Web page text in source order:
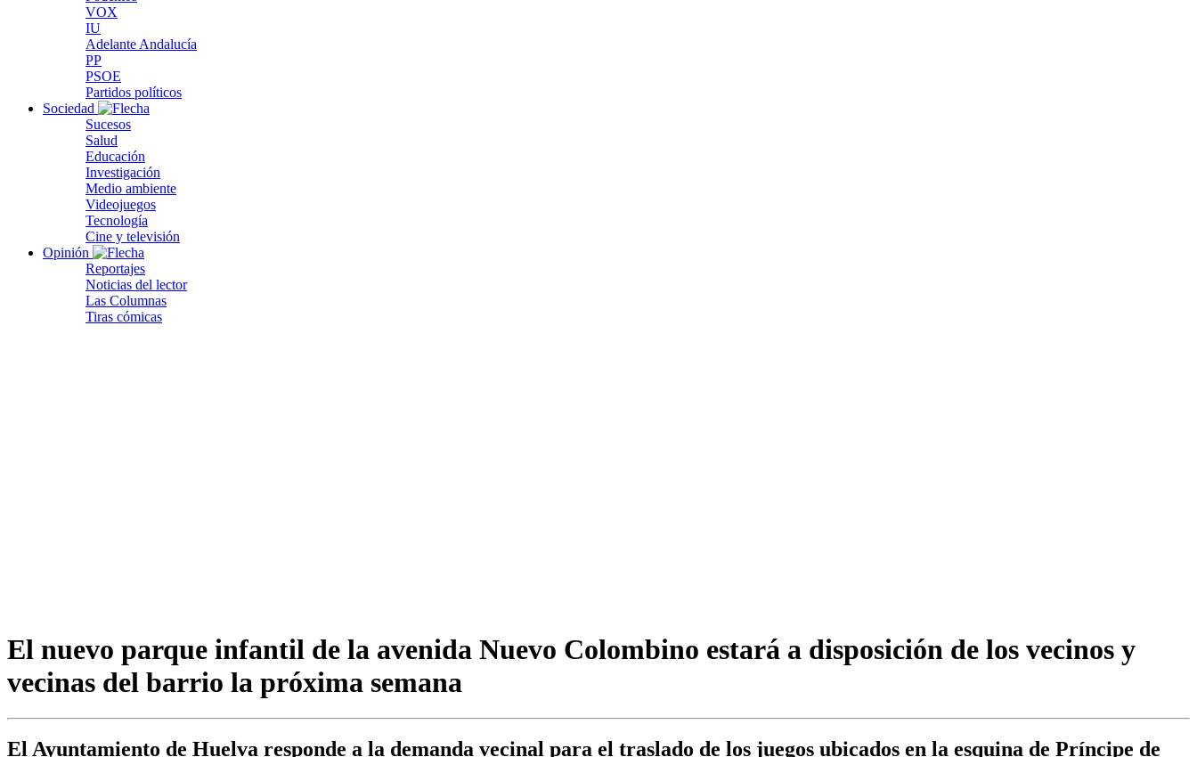
VOX
IU
Adelante Andalucía
PP
PSOE
Partidos políticos
Sociedad
Sucesos
Salud
Educación
Investigación
Medio ambiente
Videojuegos
Tecnología
Cine y televisión
Opinión
Reportajes
Noticias del lector
Las Columnas
Tiras cómicas
El nuevo parque infantil de la avenida Nuevo Colombino estará a disposición de los vecinos y
vecinas del barrio la próxima semana
El Ayuntamiento de Huelva responde a la demanda vecinal para el traslado de los juegos ubicados en la esquina de Príncipe de